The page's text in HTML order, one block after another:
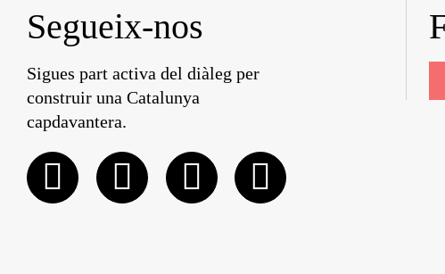
Segueix-nos
Sigues part activa del diàleg per
construir una Catalunya
capdavantera.